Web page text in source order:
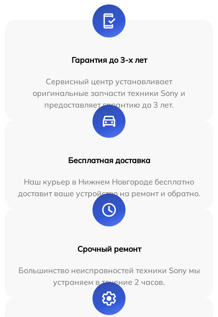
Гарантия до 3-х лет
Сервисный центр устанавливает
оригинальные запчасти техники Sony и
предоставляет гарантию до 3 лет.
Бесплатная доставка
Наш курьер в Нижнем Новгороде бесплатно
доставит ваше устройство на ремонт и обратно.
Срочный ремонт
Большинство неисправностей техники Sony мы
устраняем в течение 2 часов.